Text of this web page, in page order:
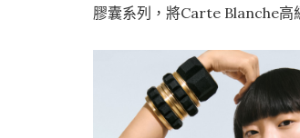
膠囊系列，將Carte Blanche高